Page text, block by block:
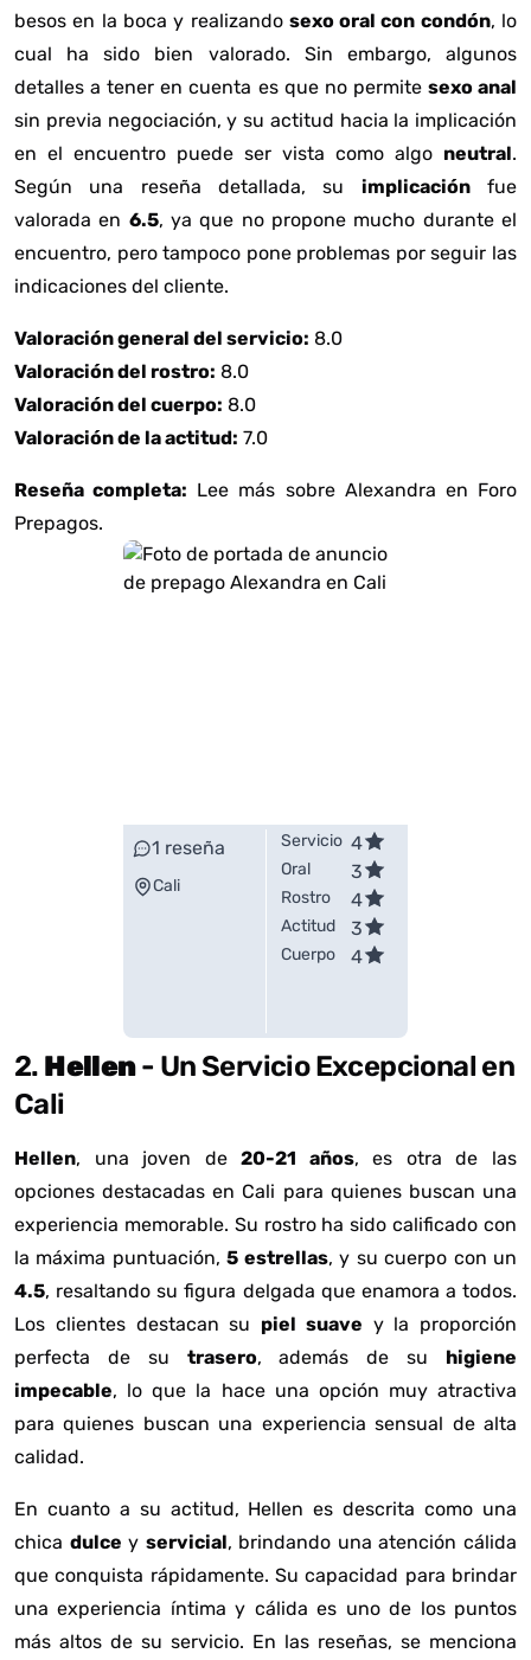
besos en la boca y realizando sexo oral con condón, lo
cual ha sido bien valorado. Sin embargo, algunos
detalles a tener en cuenta es que no permite sexo anal
sin previa negociación, y su actitud hacia la implicación
en el encuentro puede ser vista como algo neutral.
Según una reseña detallada, su implicaciónfue
valorada en 6.5, ya que no propone mucho durante el
encuentro, pero tampoco pone problemas por seguir las
indicaciones del cliente.
Valoración general del servicio: 8.0
Valoración del rostro: 8.0
Valoración del cuerpo: 8.0
Valoración de la actitud: 7.0
Reseña completa: Lee más sobre Alexandra en Foro
Prepagos.
1 reseña
Cali
Servicio 4
Oral 3
Rostro 4
Actitud 3
Cuerpo 4
2. Hellen- Un Servicio Excepcional en
Cali
Hellen, una joven de20-21 años, es otra de las
opciones destacadas en Cali para quienes buscan una
experiencia memorable. Su rostro ha sido calificado con
la máxima puntuación,5 estrellas, y su cuerpo con un
4.5, resaltando su figura delgada que enamora a todos.
Los clientes destacan su piel suave y la proporción
perfecta de su trasero, además de su higiene
impecable, lo que la hace una opción muy atractiva
para quienes buscan una experiencia sensual de alta
calidad.
En cuanto a su actitud, Hellen es descrita como una
chica dulce y servicial, brindando una atención cálida
que conquista rápidamente. Su capacidad para brindar
una experiencia íntima y cálida es uno de los puntos
más altos de su servicio. En las reseñas, se menciona